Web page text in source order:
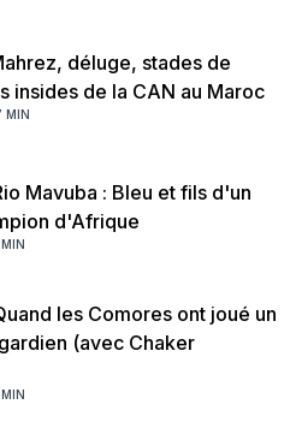
déluge, stades de
insides de la CAN au Maroc
MIN
Mavuba : Bleu et fils d'un
d'Afrique
MIN
les Comores ont joué un
(avec Chaker